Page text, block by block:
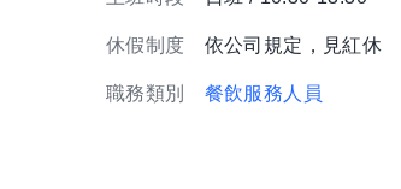
休假制度 依公司規定，見紅休
職務類別 餐飲服務人員